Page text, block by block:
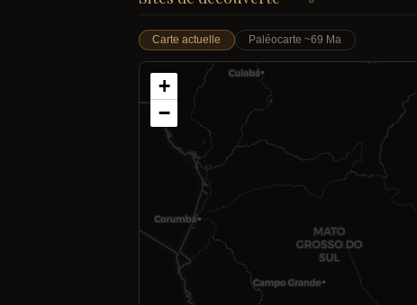
Carte actuelle Paléocarte ~69 Ma
+
−